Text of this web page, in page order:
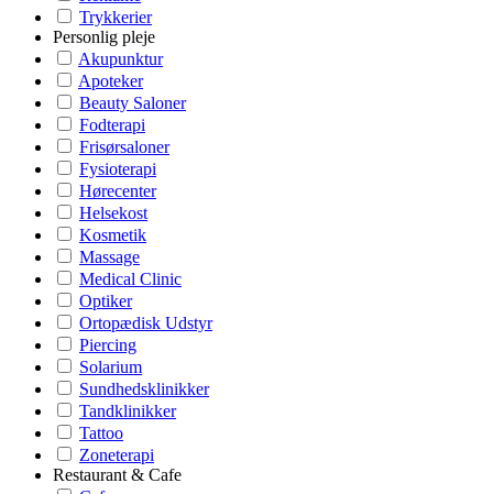
Trykkerier
Personlig pleje
Akupunktur
Apoteker
Beauty Saloner
Fodterapi
Frisørsaloner
Fysioterapi
Hørecenter
Helsekost
Kosmetik
Massage
Medical Clinic
Optiker
Ortopædisk Udstyr
Piercing
Solarium
Sundhedsklinikker
Tandklinikker
Tattoo
Zoneterapi
Restaurant & Cafe